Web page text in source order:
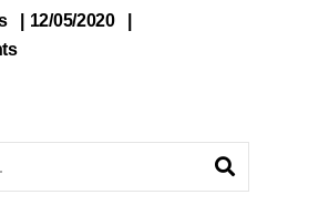
12/05/2020